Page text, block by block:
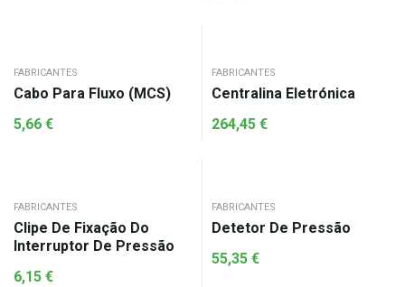
FABRICANTES
Cabo Para Fluxo (MCS)
5,66 €
FABRICANTES
Centralina Eletrónica
264,45 €
FABRICANTES
Clipe De Fixação Do
Interruptor De Pressão
6,15 €
FABRICANTES
Detetor De Pressão
55,35 €